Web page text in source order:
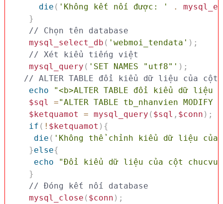
die ( 'Không kết nối được: ' .
}
// Chọn tên database
mysql_select_db ( 'webmoi_tendata' ) ;
// Xét kiểu tiếng việt
mysql_query ( 'SET NAMES "utf8"' ) ;
// ALTER TABLE đổi kiểu dữ liệu của cột
echo
"<b>ALTER TABLE đổi kiểu dữ liệu
$sql
="ALTER TABLE tb_nhanvien MODIFY
$ketquamot
= mysql_query ( $sql , $conn ) ;
if ( ! $ketquamot ) {
die ( 'Không thể chỉnh kiểu dữ liệu
}else{
echo
"Đổi kiểu dữ liệu của cột chucvu
}
// Đóng kết nối database
mysql_close ( $conn ) ;